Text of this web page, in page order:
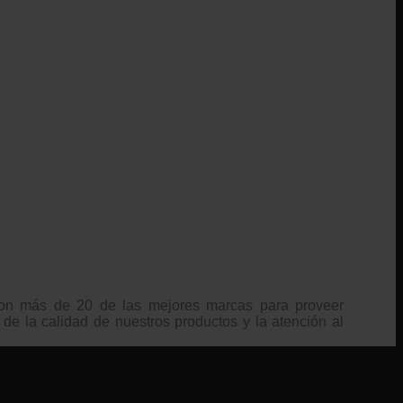
más de 20 de las mejores marcas para proveer
la calidad de nuestros productos y la atención al